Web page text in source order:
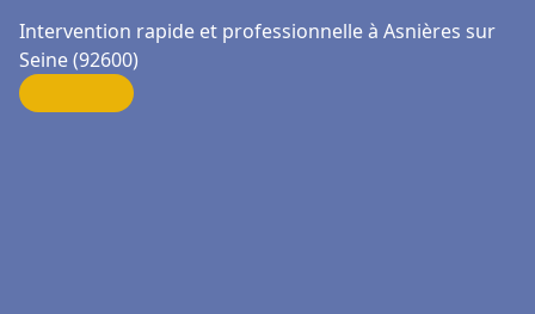
Intervention rapide et professionnelle à Asnières sur
Seine (92600)